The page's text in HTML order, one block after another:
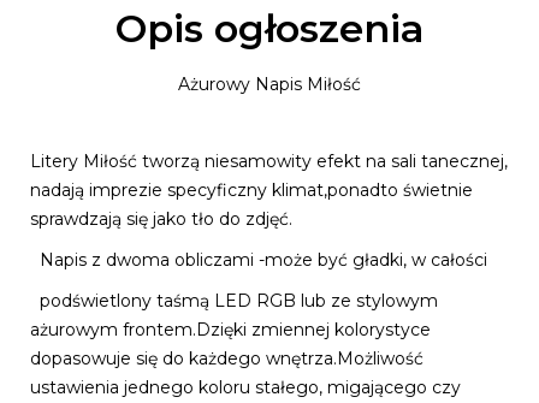
Opis ogłoszenia
Ażurowy Napis Miłość
Litery Miłość tworzą niesamowity efekt na sali tanecznej,
nadają imprezie specyficzny klimat,ponadto świetnie
sprawdzają się jako tło do zdjęć.
Napis z dwoma obliczami -może być gładki, w całości
podświetlony taśmą LED RGB lub ze stylowym
ażurowym frontem.Dzięki zmiennej kolorystyce
dopasowuje się do każdego wnętrza.Możliwość
ustawienia jednego koloru stałego, migającego czy